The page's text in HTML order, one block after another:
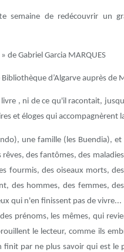
semaine de redécouvrir un
de Gabriel Garcia MARQUES
d’Algarve auprès de
livre , ni de ce qu'il racontait,
et éloges qui accompagnèrent
une famille (les Buendia),
des fantômes, des
fourmis, des oiseaux morts,
des hommes, des femmes,
qui n'en finissent pas de vivre...
prénoms, les mêmes, qui
le lecteur, comme ils
par ne plus savoir qui est le